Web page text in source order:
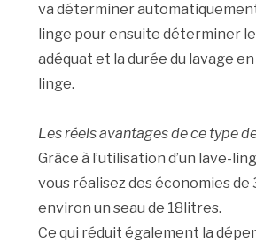
va déterminer
linge pour ensuite déterminer le
adéquat et la durée du lavage
linge.
Les réels avantages de ce type
Grâce à l’utilisation d’un lave-
vous réalisez des économies de
environ un seau de 18litres.
Ce qui réduit également la